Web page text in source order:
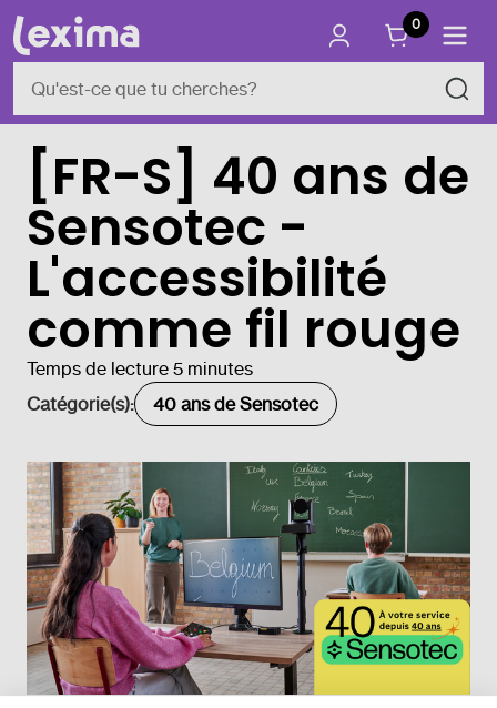
0
[FR-S] 40 ans de
Sensotec -
L'accessibilité
comme fil rouge
Temps de lecture 5 minutes
Catégorie(s):
40 ans de Sensotec